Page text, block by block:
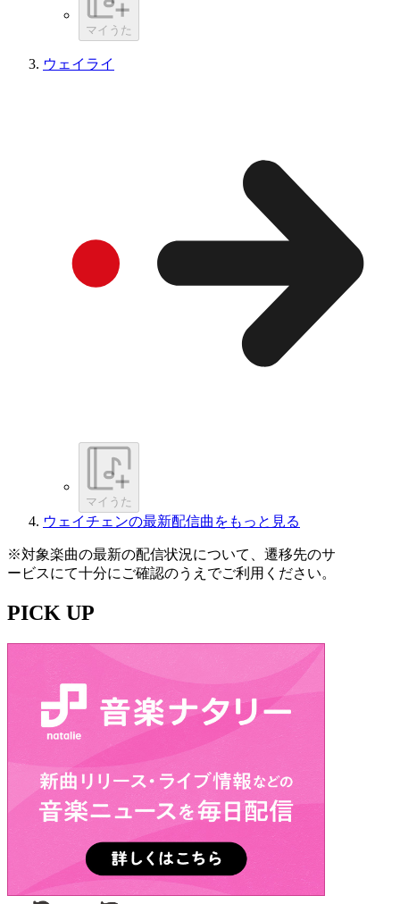
マイうた
ウェイライ
マイうた
ウェイチェンの最新配信曲をもっと見る
※対象楽曲の最新の配信状況について、遷移先のサ
ービスにて十分にご確認のうえでご利用ください。
PICK UP